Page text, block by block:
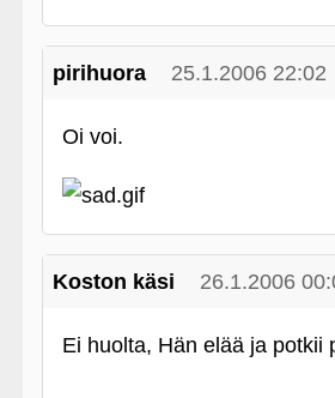
pirihuora 25.1.2006 22:02
Oi voi.
Koston käsi 26.1.2006
Ei huolta, Hän elää ja potkii